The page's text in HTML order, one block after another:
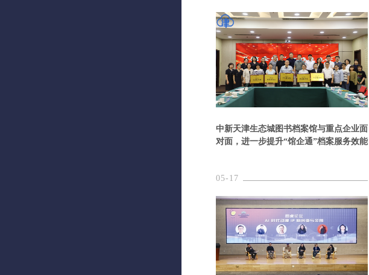
中新天津生态城图书档案馆与重点企业面
对面，进一步提升“馆企通”档案服务效能
05-17